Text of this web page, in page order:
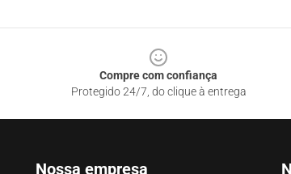
Compre com confiança
Protegido 24/7, do clique à entrega
Nossa empresa